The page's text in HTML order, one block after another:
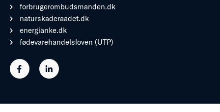
forbrugerombudsmanden.dk
naturskaderaadet.dk
energianke.dk
fødevarehandelsloven (UTP)